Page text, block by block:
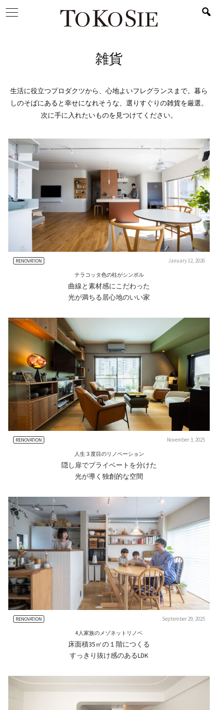
雑貨
生活に役立つプロダクツから、心地よいフレグランスまで。暮ら
しのそばにあると幸せになれそうな、選りすぐりの雑貨を厳選。
次に手に入れたいものを見つけてください。
RENOVATION January 12, 2026
テラコッタ色の柱がシンボル
曲線と素材感にこだわった
光が満ちる居心地のいい家
RENOVATION November 3, 2025
人生３度目のリノベーション
隠し扉でプライベートを分けた
光が導く独創的な空間
RENOVATION September 29, 2025
4人家族のメゾネットリノベ
床面積35㎡の１階につくる
すっきり抜け感のあるLDK